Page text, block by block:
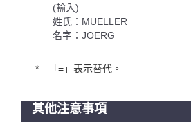
(輸入)
姓氏：MUELLER
名字：JOERG
「=」表示替代。
其他注意事項